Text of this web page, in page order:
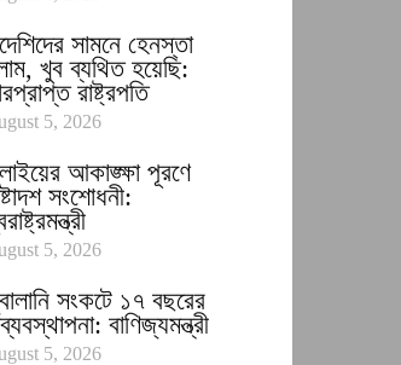
সামনে হেনস্তা
খুব ব্যথিত হয়েছি:
রাষ্ট্রপতি
5, 2026
আকাঙ্ক্ষা পূরণে
সংশোধনী:
5, 2026
সংকটে ১৭ বছরের
বাণিজ্যমন্ত্রী
5, 2026